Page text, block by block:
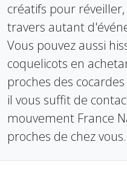
créatifs pour
travers autant
Vous pouvez aussi
coquelicots en
proches des
il vous suffit de
mouvement France
proches de chez vous.